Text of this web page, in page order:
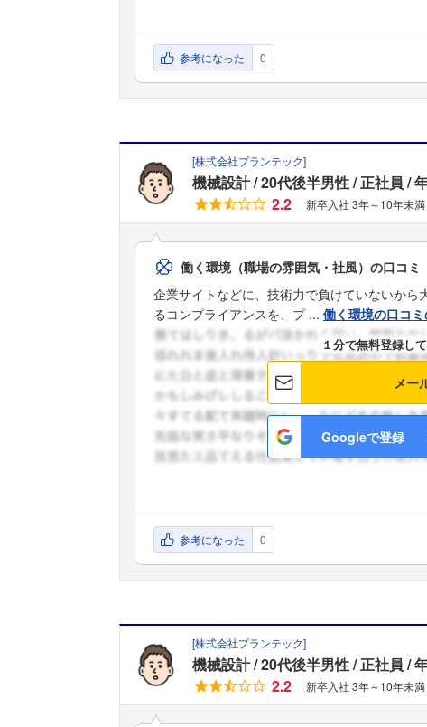
参考になった 0
[株式会社プランテック]
機械設計 20代後半男性 正社員
2.2
新卒入社 3年～10年未
働く環境（職場の雰囲気・社風）の口コミ
企業サイトなどに、技術力で負けていないか
るコンプライアンスを、プ ... 働く環境の口コ
１分で無料登録し
メー
Googleで登録
参考になった 0
[株式会社プランテック]
機械設計 20代後半男性 正社員
2.2
新卒入社 3年～10年未